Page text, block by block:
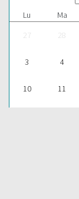
Lu Ma
27
28
3 4
10 11